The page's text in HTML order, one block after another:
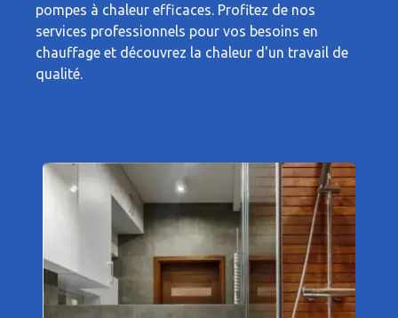
pompes à chaleur efficaces. Profitez de nos
services professionnels pour vos besoins en
chauffage et découvrez la chaleur d'un travail de
qualité.